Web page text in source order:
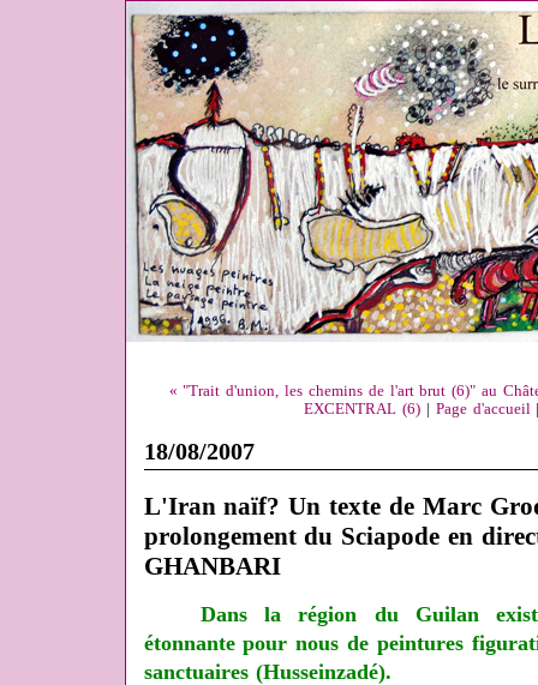
« "Trait d'union, les chemins de l'art brut (6)" au
EXCENTRAL (6)
Page d'accueil
18/08/2007
L'Iran naïf? Un texte de Marc
prolongement du Sciapode en
GHANBARI
Dans la région du Guilan
étonnante pour nous de peintures
sanctuaires (Husseinzadé).